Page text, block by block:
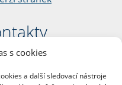
s cookies
a další sledovací nástroje
1/2